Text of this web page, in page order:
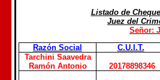
Listado de
Juez del
Señor:
Razón Social
C.U.I.T.
Tarchini Saavedra
Ramón Antonio
20178898346